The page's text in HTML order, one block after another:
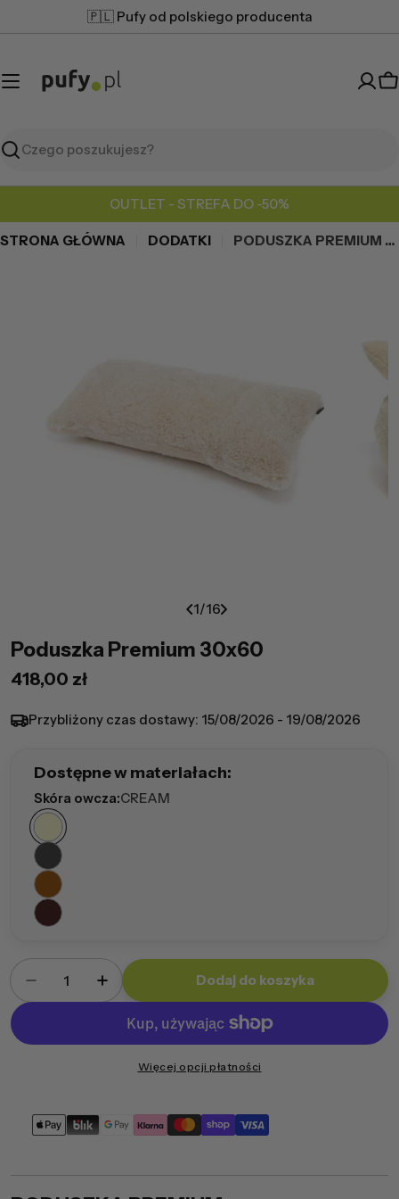
do
🇵🇱 Pufy od polskiego producenta
Szukaj
OUTLET - STREFA DO -50%
STRONA GŁÓWNA DODATKI PODUSZKA PREMIUM 30X60
1/16
Poduszka Premium 30x60
Cena
418,00 zł
Przybliżony czas dostawy: 15/08/2026 - 19/08/2026
Dostępne w materiałach:
Skóra owcza:CREAM
Ilość
Zmniejsz ilość dla Poduszka Premium 30x60
Zwiększ ilość dla Poduszka Premium
Dodaj do koszyka
Więcej opcji płatności
Metody